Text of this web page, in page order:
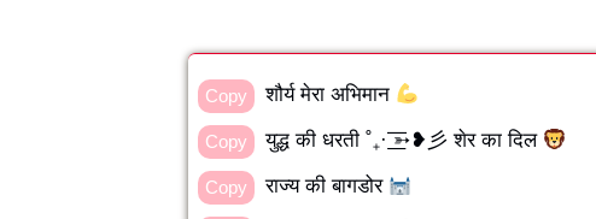
Copy शौर्य मेरा अभिमान
Copy युद्ध की धरती ˚₊· ͟͟͞͞➳❥彡 शेर का दिल
Copy राज्य की बागडोर